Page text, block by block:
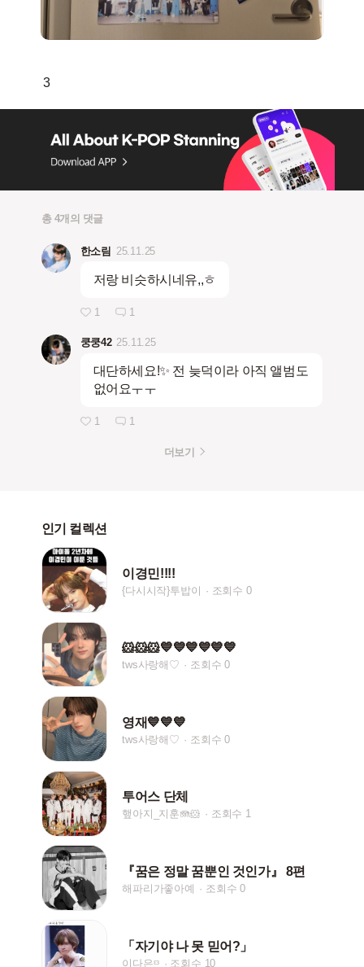
3
총 4개의 댓글
한소림 25.11.25
저랑 비슷하시네유,,ㅎ
1 1
쿵쿵42 25.11.25
대단하세요!✨️ 전 늦덕이라 아직 앨범도
없어요ㅜㅜ
1 1
더보기
인기 컬렉션
이경민!!!!
{다시시작}투밥이 조회수 0
🐹🐹🐹💙💙💙💙💙💙
tws사랑해♡ 조회수 0
영재💙💙💙
tws사랑해♡ 조회수 0
투어스 단체
햎아지_지훈🪼🐹 조회수 1
『꿈은 정말 꿈뿐인 것인가』 8편
해파리가좋아예 조회수 0
「자기야 나 못 믿어?」
이다은ᵋᵌ 조회수 10